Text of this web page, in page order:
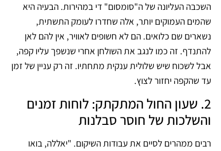
השכבה העליונה של ה"סומסום" די במהירות. הבעיה היא
שהמים העמוקים יותר, אלה שחדרו לעומק התשתית,
נשארים שם כלואים. הם לא חשופים לאוויר, אין להם לאן
להתנדף. זה כמו לנגב את השולחן אחרי שנשפך עליו קפה,
אבל לשכוח שיש שלולית ענקית מתחתיו. זה רק עניין של זמן
עד שהקפה יחזור לצוץ.
2. שעון החול המתקתק: לוחות זמנים
והשלכות של חוסר סבלנות
רבים ממהרים לסיים את עבודות השיקום. "יאללה, בואו